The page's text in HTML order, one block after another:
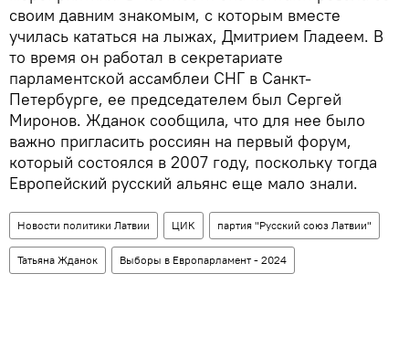
своим давним знакомым, с которым вместе
училась кататься на лыжах, Дмитрием Гладеем. В
то время он работал в секретариате
парламентской ассамблеи СНГ в Санкт-
Петербурге, ее председателем был Сергей
Миронов. Жданок сообщила, что для нее было
важно пригласить россиян на первый форум,
который состоялся в 2007 году, поскольку тогда
Европейский русский альянс еще мало знали.
Новости политики Латвии ЦИК партия "Русский союз Латвии"
Татьяна Жданок Выборы в Европарламент - 2024